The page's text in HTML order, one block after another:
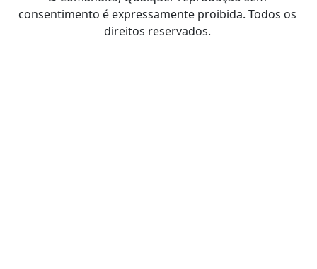
consentimento é expressamente proibida. Todos os
direitos reservados.